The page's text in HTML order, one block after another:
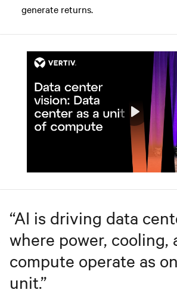
generate returns.
Mute
Play
“AI is driving data
where power, cooling,
compute operate as
unit.”